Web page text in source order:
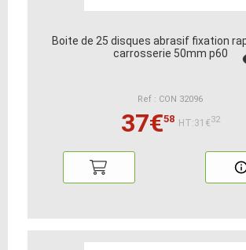
Boite de 25 disques abrasif fixation
carrosserie 50mm p60
Ref : CON 32096
37€58 HT:31€32